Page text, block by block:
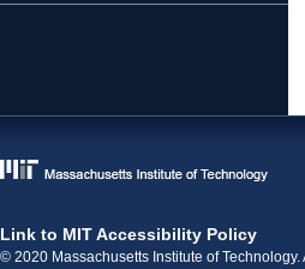
Link to MIT Accessibility Policy
© 2020 Massachusetts Institute of Technology.